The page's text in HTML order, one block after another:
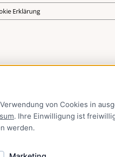
von Cookies in
. Ihre Einwilligung ist
werden.
Erklärung